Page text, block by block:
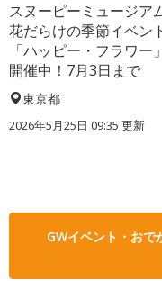
スヌーピーミュージア
花だらけの季節イベン
「ハッピー・フラワー
開催中！7月3日まで
東京都
2026年5月25日 09:35 更新
GWイベント・お